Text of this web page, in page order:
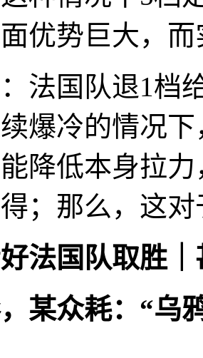
优势巨大，
法国队退1档
爆冷的情况
降低本身拉
；那么，这
法国队取胜
某众耗：“乌